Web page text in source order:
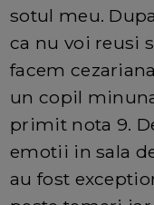
sotul meu.
ca nu voi reusi
facem
un copil
primit nota 9.
emotii in sala
au fost